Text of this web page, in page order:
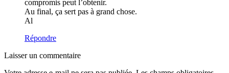
compromis peut l’obtenir.
Au final, ça sert pas à grand chose.
Al
Répondre
Laisser un commentaire